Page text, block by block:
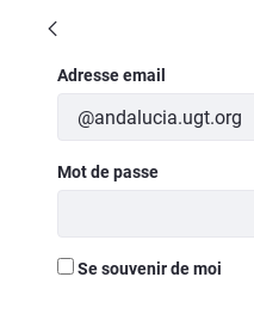
Authentification
Adresse email
Mot de passe
Se souvenir de moi